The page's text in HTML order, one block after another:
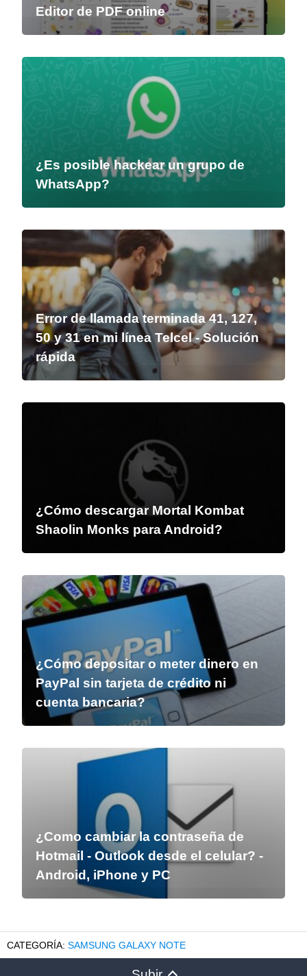
Editor de PDF online
¿Es posible hackear un grupo de
WhatsApp?
Error de llamada terminada 41, 127,
50 y 31 en mi línea Telcel - Solución
rápida
¿Cómo descargar Mortal Kombat
Shaolin Monks para Android?
¿Cómo depositar o meter dinero en
PayPal sin tarjeta de crédito ni
cuenta bancaria?
¿Como cambiar la contraseña de
Hotmail - Outlook desde el celular? -
Android, iPhone y PC
SAMSUNG GALAXY NOTE